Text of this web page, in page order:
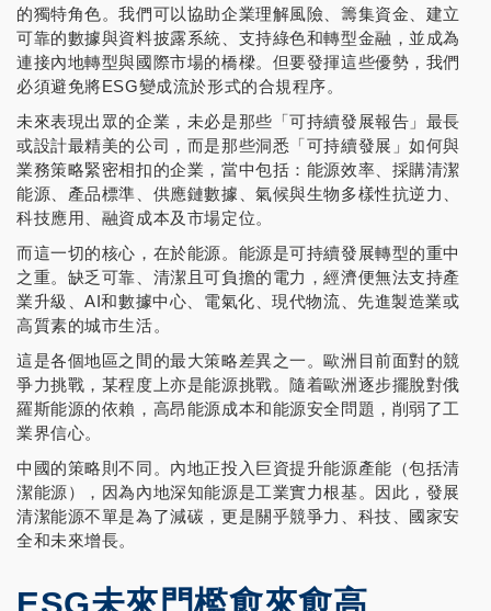
的獨特角色。我們可以協助企業理解風險、籌集資金、建立
可靠的數據與資料披露系統、支持綠色和轉型金融，並成為
連接內地轉型與國際市場的橋樑。但要發揮這些優勢，我們
必須避免將ESG變成流於形式的合規程序。
未來表現出眾的企業，未必是那些「可持續發展報告」最長
或設計最精美的公司，而是那些洞悉「可持續發展」如何與
業務策略緊密相扣的企業，當中包括：能源效率、採購清潔
能源、產品標準、供應鏈數據、氣候與生物多樣性抗逆力、
科技應用、融資成本及市場定位。
而這一切的核心，在於能源。能源是可持續發展轉型的重中
之重。缺乏可靠、清潔且可負擔的電力，經濟便無法支持產
業升級、AI和數據中心、電氣化、現代物流、先進製造業或
高質素的城市生活。
這是各個地區之間的最大策略差異之一。歐洲目前面對的競
爭力挑戰，某程度上亦是能源挑戰。隨着歐洲逐步擺脫對俄
羅斯能源的依賴，高昂能源成本和能源安全問題，削弱了工
業界信心。
中國的策略則不同。內地正投入巨資提升能源產能（包括清
潔能源），因為內地深知能源是工業實力根基。因此，發展
清潔能源不單是為了減碳，更是關乎競爭力、科技、國家安
全和未來增長。